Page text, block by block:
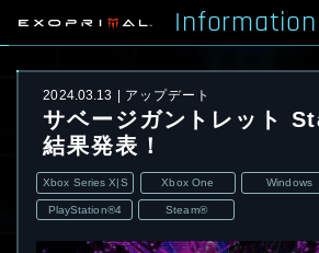
Information
2024.03.13 アップデート
サベージガントレット
結果発表！
Xbox Series X|S Xbox One Windows
PlayStation®4 Steam®